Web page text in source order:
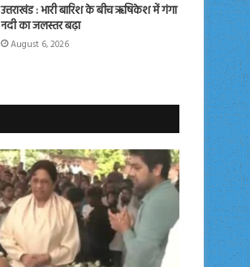
उत्तराखंड : भारी बारिश के बीच ऋषिकेश में गंगा
नदी का जलस्तर बढ़ा
August 6, 2026